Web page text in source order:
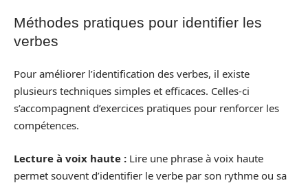
Méthodes pratiques pour identifier les
verbes
Pour améliorer l’identification des verbes, il existe
plusieurs techniques simples et efficaces. Celles-ci
s’accompagnent d’exercices pratiques pour renforcer les
compétences.
Lecture à voix haute : Lire une phrase à voix haute
permet souvent d’identifier le verbe par son rythme ou sa